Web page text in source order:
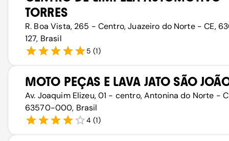
TORRES
R. Boa Vista, 265 - Centro, Juazeiro do Norte - CE,
127, Brasil
5 (1)
MOTO PEÇAS E LAVA JATO SÃO
Av. Joaquim Elizeu, 01 - centro, Antonina do Norte -
63570-000, Brasil
4 (1)